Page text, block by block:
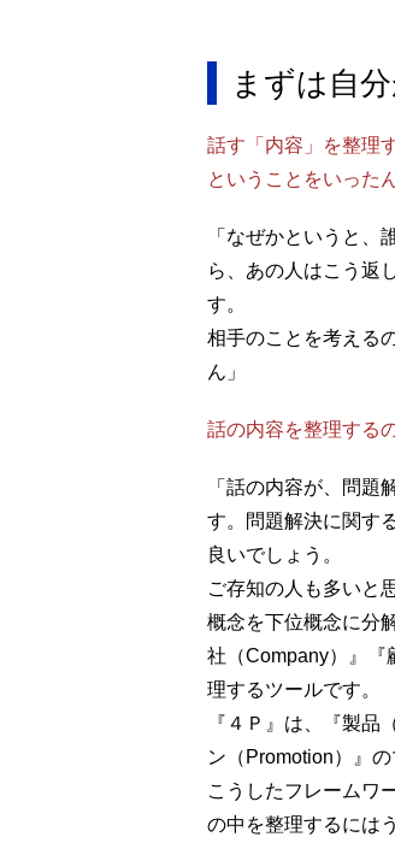
まずは自
話す「内容」を整理
ということをいった
「なぜかというと
ら、あの人はこう返
す。
相手のことを考える
ん」
話の内容を整理する
「話の内容が、問題
す。問題解決に関す
良いでしょう。
ご存知の人も多いと
概念を下位概念に分
社（Company）』『
理するツールです。
『４Ｐ』は、『製
ン（Promotion）』
こうしたフレームワ
の中を整理するには